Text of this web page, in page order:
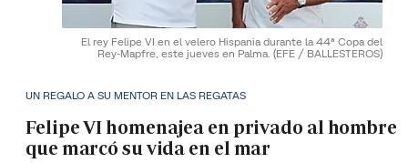
El rey Felipe VI en el velero Hispania durante la 44ª Copa del
Rey-Mapfre, este jueves en Palma. (EFE / BALLESTEROS)
UN REGALO A SU MENTOR EN LAS REGATAS
Felipe VI homenajea en privado al hombre
que marcó su vida en el mar